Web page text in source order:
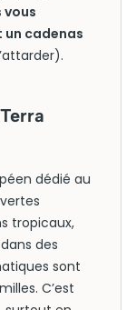
vous
un cadenas
dédié au
tropicaux,
des
sont
C’est